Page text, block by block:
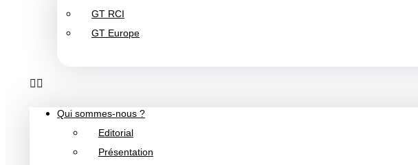
GT RCI
GT Europe
Qui sommes-nous ?
Editorial
Présentation